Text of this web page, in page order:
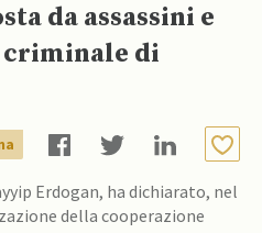
da assassini e
criminale di
Erdogan, ha dichiarato, nel
della cooperazione